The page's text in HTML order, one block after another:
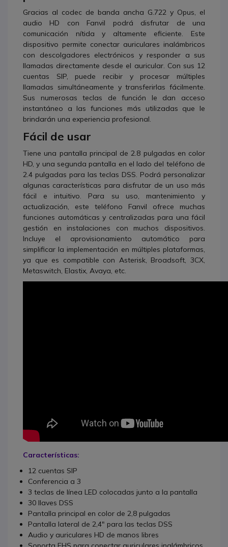
Gracias al codec de banda ancha G.722 y Opus, el
audio HD con Fanvil podrá disfrutar de una
comunicación nítida y altamente eficiente. Este
dispositivo permite conectar auriculares inalámbricos
con descolgadores electrónicos y responder a sus
llamadas directamente desde el auricular. Con sus 12
cuentas SIP, puede recibir y procesar múltiples
llamadas simultáneamente y transferirlas fácilmente.
Sus numerosas teclas de función le dan acceso
instantáneo a las funciones más utilizadas que le
brindarán una experiencia profesional.
Fácil de usar
Tiene una pantalla principal de 2.8 pulgadas en color
HD, y una segunda pantalla en el lado del teléfono de
2.4 pulgadas para las teclas DSS. Podrá personalizar
algunas características para disfrutar de un uso más
fácil e intuitivo. Para su uso, mantenimiento y
actualización, este teléfono Fanvil ofrece muchas
funciones automáticas y centralizadas para una fácil
gestión en instalaciones con muchos dispositivos.
Incluye el aprovisionamiento automático para
simplificar la implementación en múltiples plataformas,
ya que es compatible con Asterisk, Broadsoft, 3CX,
Metaswitch, Elastix, Avaya, etc.
Características:
12 cuentas SIP
Conferencia a 3
3 teclas de línea LED colocadas junto a la pantalla
30 llaves DSS
Pantalla principal en color de 2,8 pulgadas
Pantalla lateral de 2,4" para las teclas DSS
Audio y auriculares HD de manos libres